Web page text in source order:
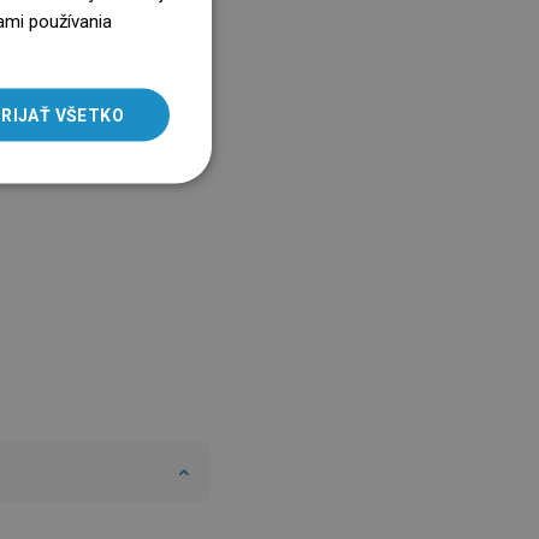
LITHUANIAN
ROMANIAN
používania
VŠETKO